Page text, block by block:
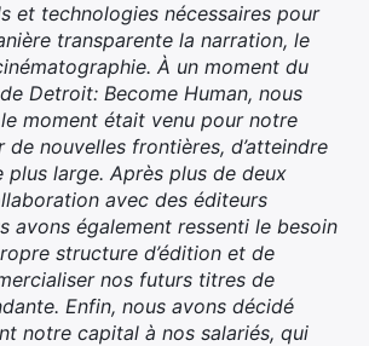
et technologies nécessaires pour
transparente la narration, le
À un moment du
Detroit: Become Human, nous
moment était venu pour notre
de nouvelles frontières, d’atteindre
plus large. Après plus de deux
avec des éditeurs
avons également ressenti le besoin
structure d’édition et de
nos futurs titres de
Enfin, nous avons décidé
notre capital à nos salariés, qui